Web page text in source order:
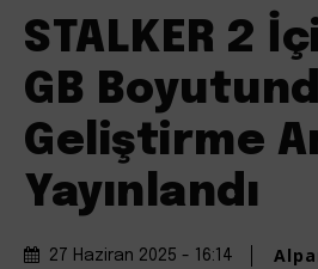
STALKER 2
GB
Geliştirme
Yayınlandı
27 Haziran 2025 - 16:14